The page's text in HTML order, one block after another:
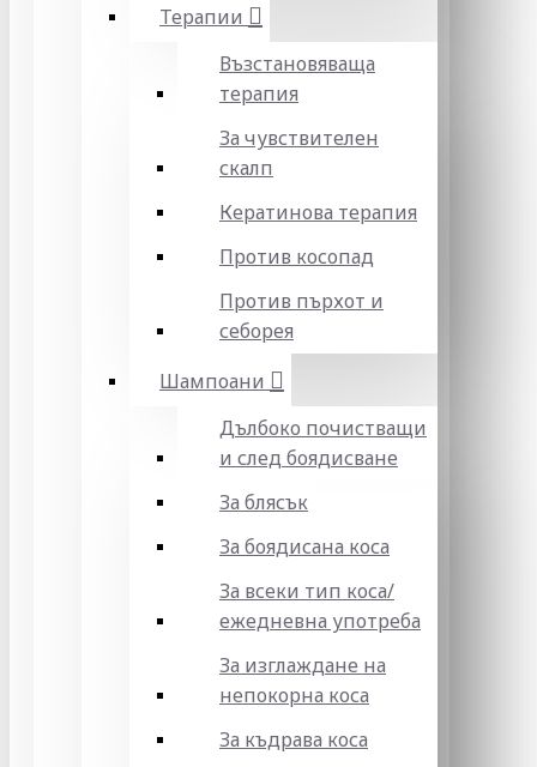
Терапии
Възстановяваща
терапия
За чувствителен
скалп
Кератинова терапия
Против косопад
Против пърхот и
себорея
Шампоани
Дълбоко почистващи
и след боядисване
За блясък
За боядисана коса
За всеки тип коса/
ежедневна употреба
За изглаждане на
непокорна коса
За къдрава коса